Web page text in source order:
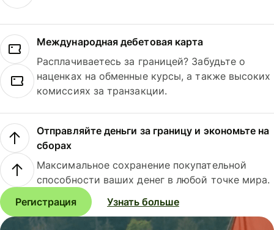
Международная дебетовая карта
Расплачиваетесь за границей? Забудьте о
наценках на обменные курсы, а также высоких
комиссиях за транзакции.
Отправляйте деньги за границу и экономьте на
сборах
Максимальное сохранение покупательной
способности ваших денег в любой точке мира.
Регистрация
Узнать больше